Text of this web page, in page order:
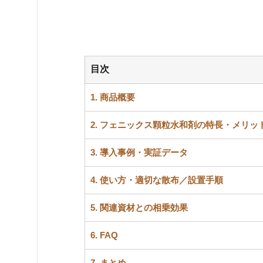
目次
1. 商品概要
2. フェニックス顆粒水和剤の特長・メリッ
3. 導入事例・実証データ
4. 使い方・適切な散布／設置手順
5. 関連資材との相乗効果
6. FAQ